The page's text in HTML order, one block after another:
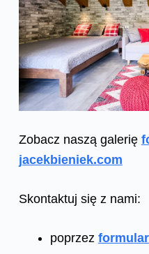
Zobacz naszą galerię
jacekbieniek.com
Skontaktuj się z nami:
poprzez